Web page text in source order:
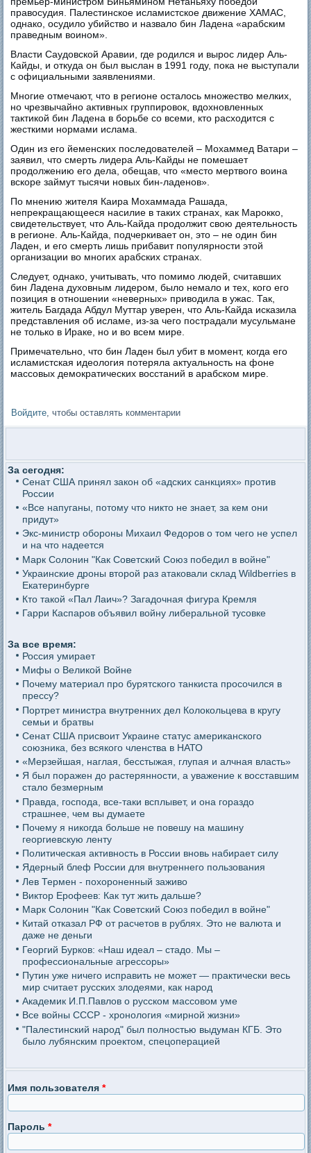
правосудия. Палестинское исламистское движение ХАМАС,
однако, осудило убийство и назвало бин Ладена «арабским
праведным воином».
Власти Саудовской Аравии, где родился и вырос лидер Аль-
Кайды, и откуда он был выслан в 1991 году, пока не выступали
с официальными заявлениями.
Многие отмечают, что в регионе осталось множество мелких,
но чрезвычайно активных группировок, вдохновленных
тактикой бин Ладена в борьбе со всеми, кто расходится с
жесткими нормами ислама.
Один из его йеменских последователей – Мохаммед Ватари –
заявил, что смерть лидера Аль-Кайды не помешает
продолжению его дела, обещав, что «место мертвого воина
вскоре займут тысячи новых бин-ладенов».
По мнению жителя Каира Мохаммада Рашада,
непрекращающееся насилие в таких странах, как Марокко,
свидетельствует, что Аль-Кайда продолжит свою деятельность
в регионе. Аль-Кайда, подчеркивает он, это – не один бин
Ладен, и его смерть лишь прибавит популярности этой
организации во многих арабских странах.
Следует, однако, учитывать, что помимо людей, считавших
бин Ладена духовным лидером, было немало и тех, кого его
позиция в отношении «неверных» приводила в ужас. Так,
житель Багдада Абдул Муттар уверен, что Аль-Кайда исказила
представления об исламе, из-за чего пострадали мусульмане
не только в Ираке, но и во всем мире.
Примечательно, что бин Ладен был убит в момент, когда его
исламистская идеология потеряла актуальность на фоне
массовых демократических восстаний в арабском мире.
Войдите , чтобы оставлять комментарии
За сегодня:
Сенат США принял закон об «адских санкциях» против
России
«Все напуганы, потому что никто не знает, за кем они
придут»
Экс-министр обороны Михаил Федоров о том чего не успел
и на что надеется
Марк Солонин "Как Советский Союз победил в войне"
Украинские дроны второй раз атаковали склад Wildberries в
Екатеринбурге
Кто такой «Пал Лаич»? Загадочная фигура Кремля
Гарри Каспаров объявил войну либеральной тусовке
За все время:
Россия умирает
Мифы о Великой Войне
Почему материал про бурятского танкиста просочился в
прессу?
Портрет министра внутренних дел Колокольцева в кругу
семьи и братвы
Сенат США присвоит Украине статус американского
союзника, без всякого членства в НАТО
«Мерзейшая, наглая, бесстыжая, глупая и алчная власть»
Я был поражен до растерянности, а уважение к восставшим
стало безмерным
Правда, господа, все-таки всплывет, и она гораздо
страшнее, чем вы думаете
Почему я никогда больше не повешу на машину
георгиевскую ленту
Политическая активность в России вновь набирает силу
Ядерный блеф России для внутреннего пользования
Лев Термен - похороненный заживо
Виктор Ерофеев: Как тут жить дальше?
Марк Солонин "Как Советский Союз победил в войне"
Китай отказал РФ от расчетов в рублях. Это не валюта и
даже не деньги
Георгий Бурков: «Наш идеал – стадо. Мы –
профессиональные агрессоры»
Путин уже ничего исправить не может — практически весь
мир считает русских злодеями, как народ
Академик И.П.Павлов о русском массовом уме
Все войны СССР - хронология «мирной жизни»
"Палестинский народ" был полностью выдуман КГБ. Это
было лубянским проектом, спецоперацией
Имя пользователя*
Пароль*